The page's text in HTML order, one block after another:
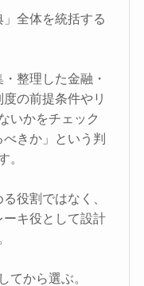
全体を統括する
整理した金融・
の前提条件やリ
いかをチェック
きか」という判
。
役割ではなく、
キ役として設計
てから選ぶ。